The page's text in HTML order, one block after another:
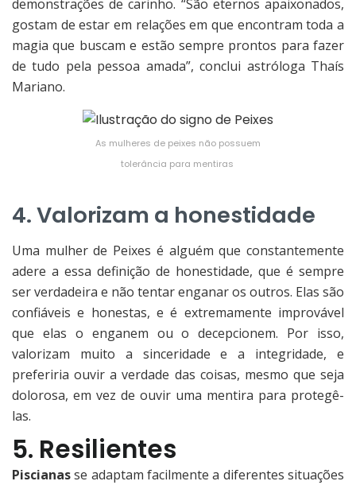
demonstrações de carinho. “São eternos apaixonados,
gostam de estar em relações em que encontram toda a
magia que buscam e estão sempre prontos para fazer
de tudo pela pessoa amada”, conclui astróloga Thaís
Mariano.
As mulheres de peixes não possuem
tolerância para mentiras
4. Valorizam a honestidade
Uma mulher de Peixes é alguém que constantemente
adere a essa definição de honestidade, que é sempre
ser verdadeira e não tentar enganar os outros. Elas são
confiáveis e honestas, e é extremamente improvável
que elas o enganem ou o decepcionem. Por isso,
valorizam muito a sinceridade e a integridade, e
preferiria ouvir a verdade das coisas, mesmo que seja
dolorosa, em vez de ouvir uma mentira para protegê-
las.
5. Resilientes
Piscianasse adaptam facilmente a diferentes situações